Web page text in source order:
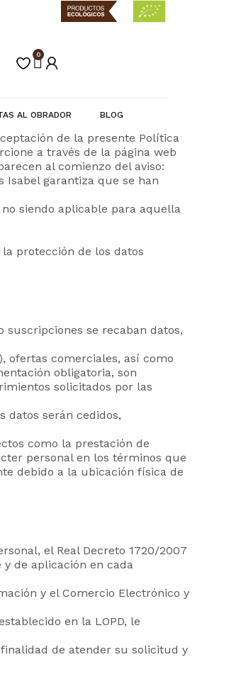
0
Carrito
AL OBRADOR BLOG
de la presente Política
a través de la página web
al comienzo del aviso:
Isabel garantiza que se han
siendo aplicable para aquella
protección de los datos
suscripciones se recaban datos,
ofertas comerciales, así como
obligatoria, son
solicitados por las
datos serán cedidos,
como la prestación de
personal en los términos que
debido a la ubicación física de
el Real Decreto 1720/2007
de aplicación en cada
y el Comercio Electrónico y
en la LOPD, le
de atender su solicitud y